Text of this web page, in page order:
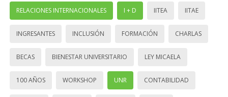
RELACIONES INTERNACIONALES I + D IITEA IITAE
INGRESANTES INCLUSIÓN FORMACIÓN CHARLAS
BECAS BIENESTAR UNIVERSITARIO LEY MICAELA
100 AÑOS WORKSHOP UNR CONTABILIDAD